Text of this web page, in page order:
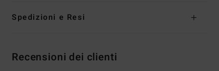
Spedizioni e Resi
Recensioni dei clienti